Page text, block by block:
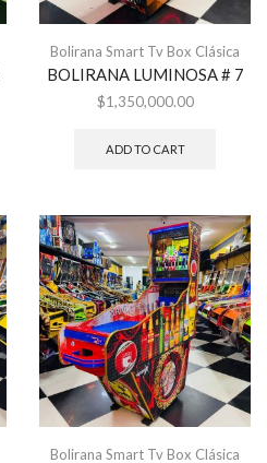
Bolirana Smart Tv Box Clásica
BOLIRANA LUMINOSA # 7
$1,350,000.00
ADD TO CART
Bolirana Smart Tv Box Clásica